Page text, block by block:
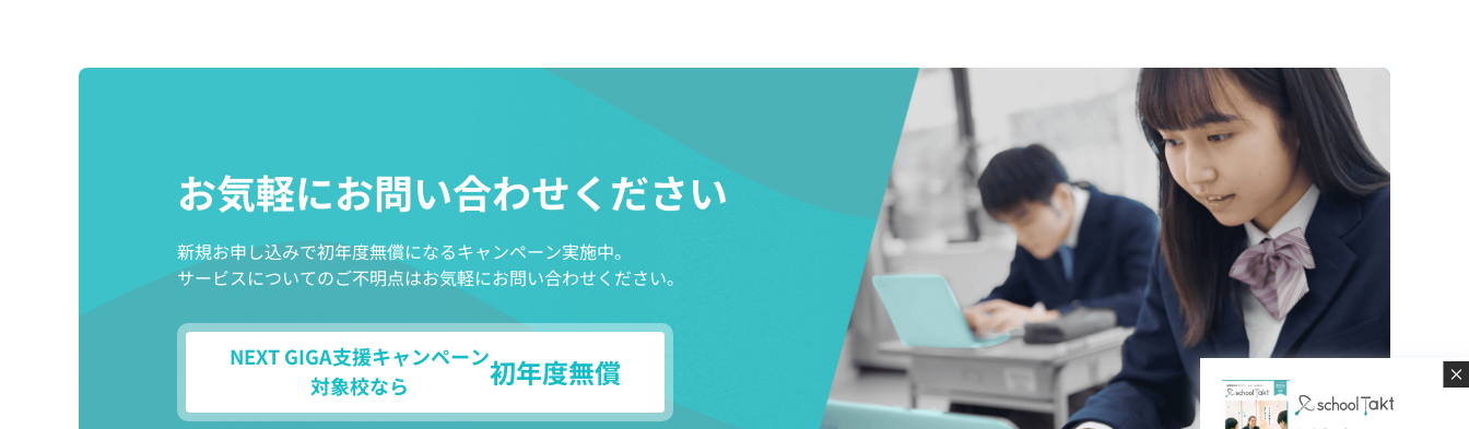
お気軽にお問い合わせください
新規お申し込みで初年度無償になるキャンペーン実施中。
サービスについてのご不明点はお気軽にお問い合わせください。
NEXT GIGA支援キャンペーン
対象校なら
初年度無償